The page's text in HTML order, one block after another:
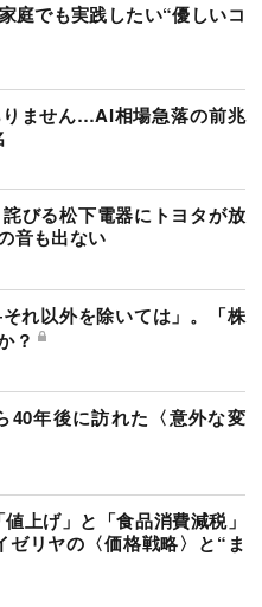
庭でも実践したい“優しいコ
ません…AI相場急落の前兆
びる松下電器にトヨタが放
音も出ない
れ以外を除いては」。「株
？
40年後に訪れた〈意外な変
上げ」と「食品消費減税」
リヤの〈価格戦略〉と“ま